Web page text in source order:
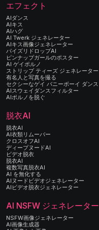
エフェクト
AIダンス
AIキス
AIハグ
AI Twerk ジェネレーター
AIキス画像ジェネレーター
パイズリドロップAI
ピンナップガールのポスター
AI ゲイポルノ
ストリップ ティーズ ジェネレーター
有名人と写真を撮る
セクシーなゲイ バニーボーイ ダンス
AIスウェイダンスフィルター
AIポルノを脱ぐ
脱衣AI
脱衣AI
AI衣類リムーバー
クロスオフAI
ディープヌードAI
ビデオ脱衣
脱衣AI
複数写真脱衣AI
AI を無化する
AIヌードビデオジェネレーター
AIビデオ脱衣ジェネレーター
AI NSFW ジェネレーター
NSFW画像ジェネレーター
AI画像生成器